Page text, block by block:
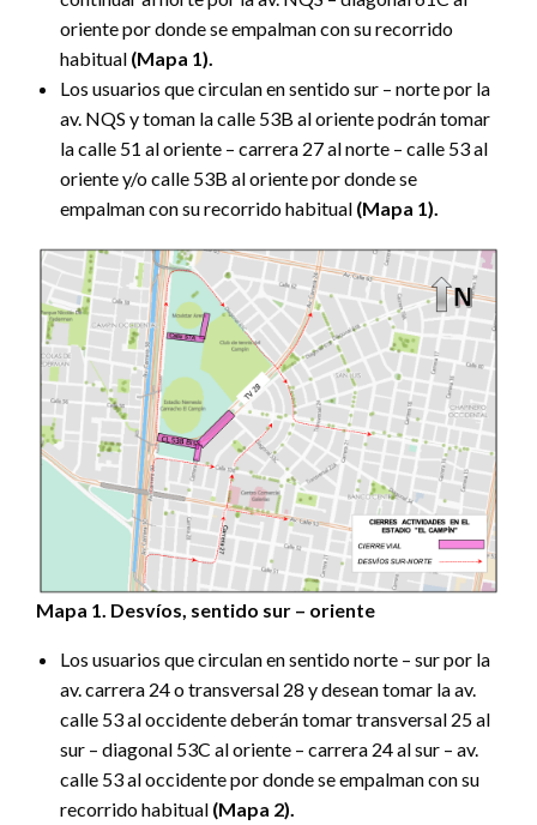
oriente por donde se empalman con su recorrido
habitual (Mapa 1).
Los usuarios que circulan en sentido sur – norte por la
av. NQS y toman la calle 53B al oriente podrán tomar
la calle 51 al oriente – carrera 27 al norte – calle 53 al
oriente y/o calle 53B al oriente por donde se
empalman con su recorrido habitual (Mapa 1).
Mapa 1. Desvíos, sentido sur – oriente
Los usuarios que circulan en sentido norte – sur por la
av. carrera 24 o transversal 28 y desean tomar la av.
calle 53 al occidente deberán tomar transversal 25 al
sur – diagonal 53C al oriente – carrera 24 al sur – av.
calle 53 al occidente por donde se empalman con su
recorrido habitual (Mapa 2).